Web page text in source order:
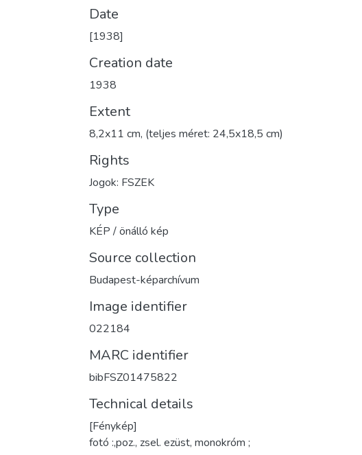
Date
[1938]
Creation date
1938
Extent
8,2x11 cm, (teljes méret: 24,5x18,5 cm)
Rights
Jogok: FSZEK
Type
KÉP / önálló kép
Source collection
Budapest-képarchívum
Image identifier
022184
MARC identifier
bibFSZ01475822
Technical details
[Fénykép]
fotó :,poz., zsel. ezüst, monokróm ;